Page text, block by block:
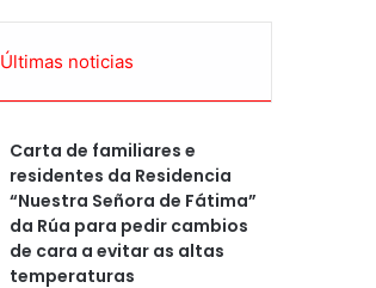
Últimas noticias
Carta de familiares e
residentes da Residencia
“Nuestra Señora de Fátima”
da Rúa para pedir cambios
de cara a evitar as altas
temperaturas